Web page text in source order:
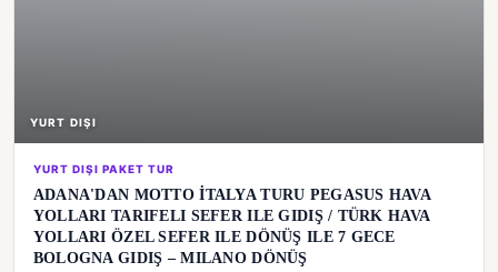
YURT DIŞI
YURT DIŞI PAKET TUR
ADANA'DAN MOTTO İTALYA TURU PEGASUS HAVA
YOLLARI TARIFELI SEFER ILE GIDIŞ / TÜRK HAVA
YOLLARI ÖZEL SEFER ILE DÖNÜŞ ILE 7 GECE
BOLOGNA GIDIŞ – MILANO DÖNÜŞ